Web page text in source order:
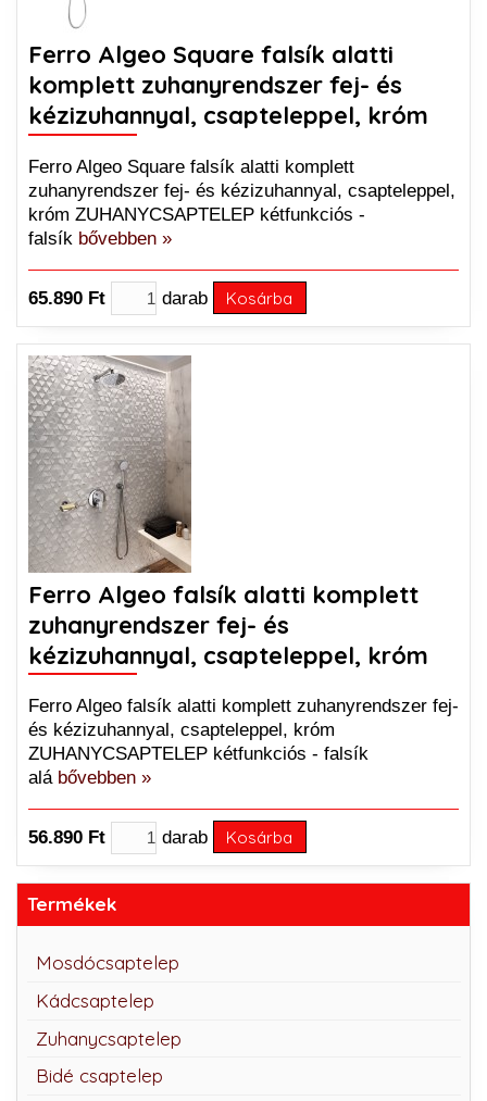
Ferro Algeo Square falsík alatti
komplett zuhanyrendszer fej- és
kézizuhannyal, csapteleppel, króm
Ferro Algeo Square falsík alatti komplett
zuhanyrendszer fej- és kézizuhannyal, csapteleppel,
króm ZUHANYCSAPTELEP kétfunkciós -
falsík bővebben »
65.890 Ft darab Kosárba
Ferro Algeo falsík alatti komplett
zuhanyrendszer fej- és
kézizuhannyal, csapteleppel, króm
Ferro Algeo falsík alatti komplett zuhanyrendszer fej-
és kézizuhannyal, csapteleppel, króm
ZUHANYCSAPTELEP kétfunkciós - falsík
alá bővebben »
56.890 Ft darab Kosárba
Termékek
Mosdócsaptelep
Kádcsaptelep
Zuhanycsaptelep
Bidé csaptelep